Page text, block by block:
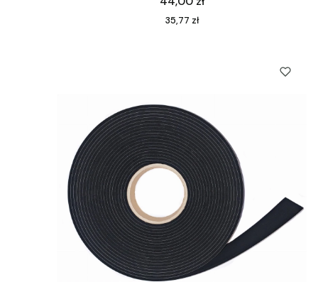
Cena
35,77 zł